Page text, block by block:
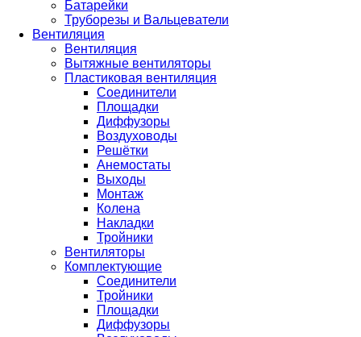
Батарейки
Труборезы и Вальцеватели
Вентиляция
Вентиляция
Вытяжные вентиляторы
Пластиковая вентиляция
Соединители
Площадки
Диффузоры
Воздуховоды
Решётки
Анемостаты
Выходы
Монтаж
Колена
Накладки
Тройники
Вентиляторы
Комплектующие
Соединители
Тройники
Площадки
Диффузоры